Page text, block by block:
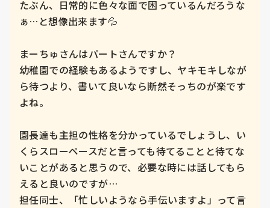
たぶん、日常的に色々な面で困っているんだろうな
ぁ…と想像出来ます💦
まーちゅさんはパートさんですか？
幼稚園での経験もあるようですし、ヤキモキしなが
ら待つより、書いて良いなら断然そっちのが楽です
よね。
園長達も主担の性格を分かっているでしょうし、い
くらスローペースだと言っても待てることと待てな
いことがあると思うので、必要な時には話してもら
えると良いのですが…
担任同士、「忙しいようなら手伝いますよ」って言